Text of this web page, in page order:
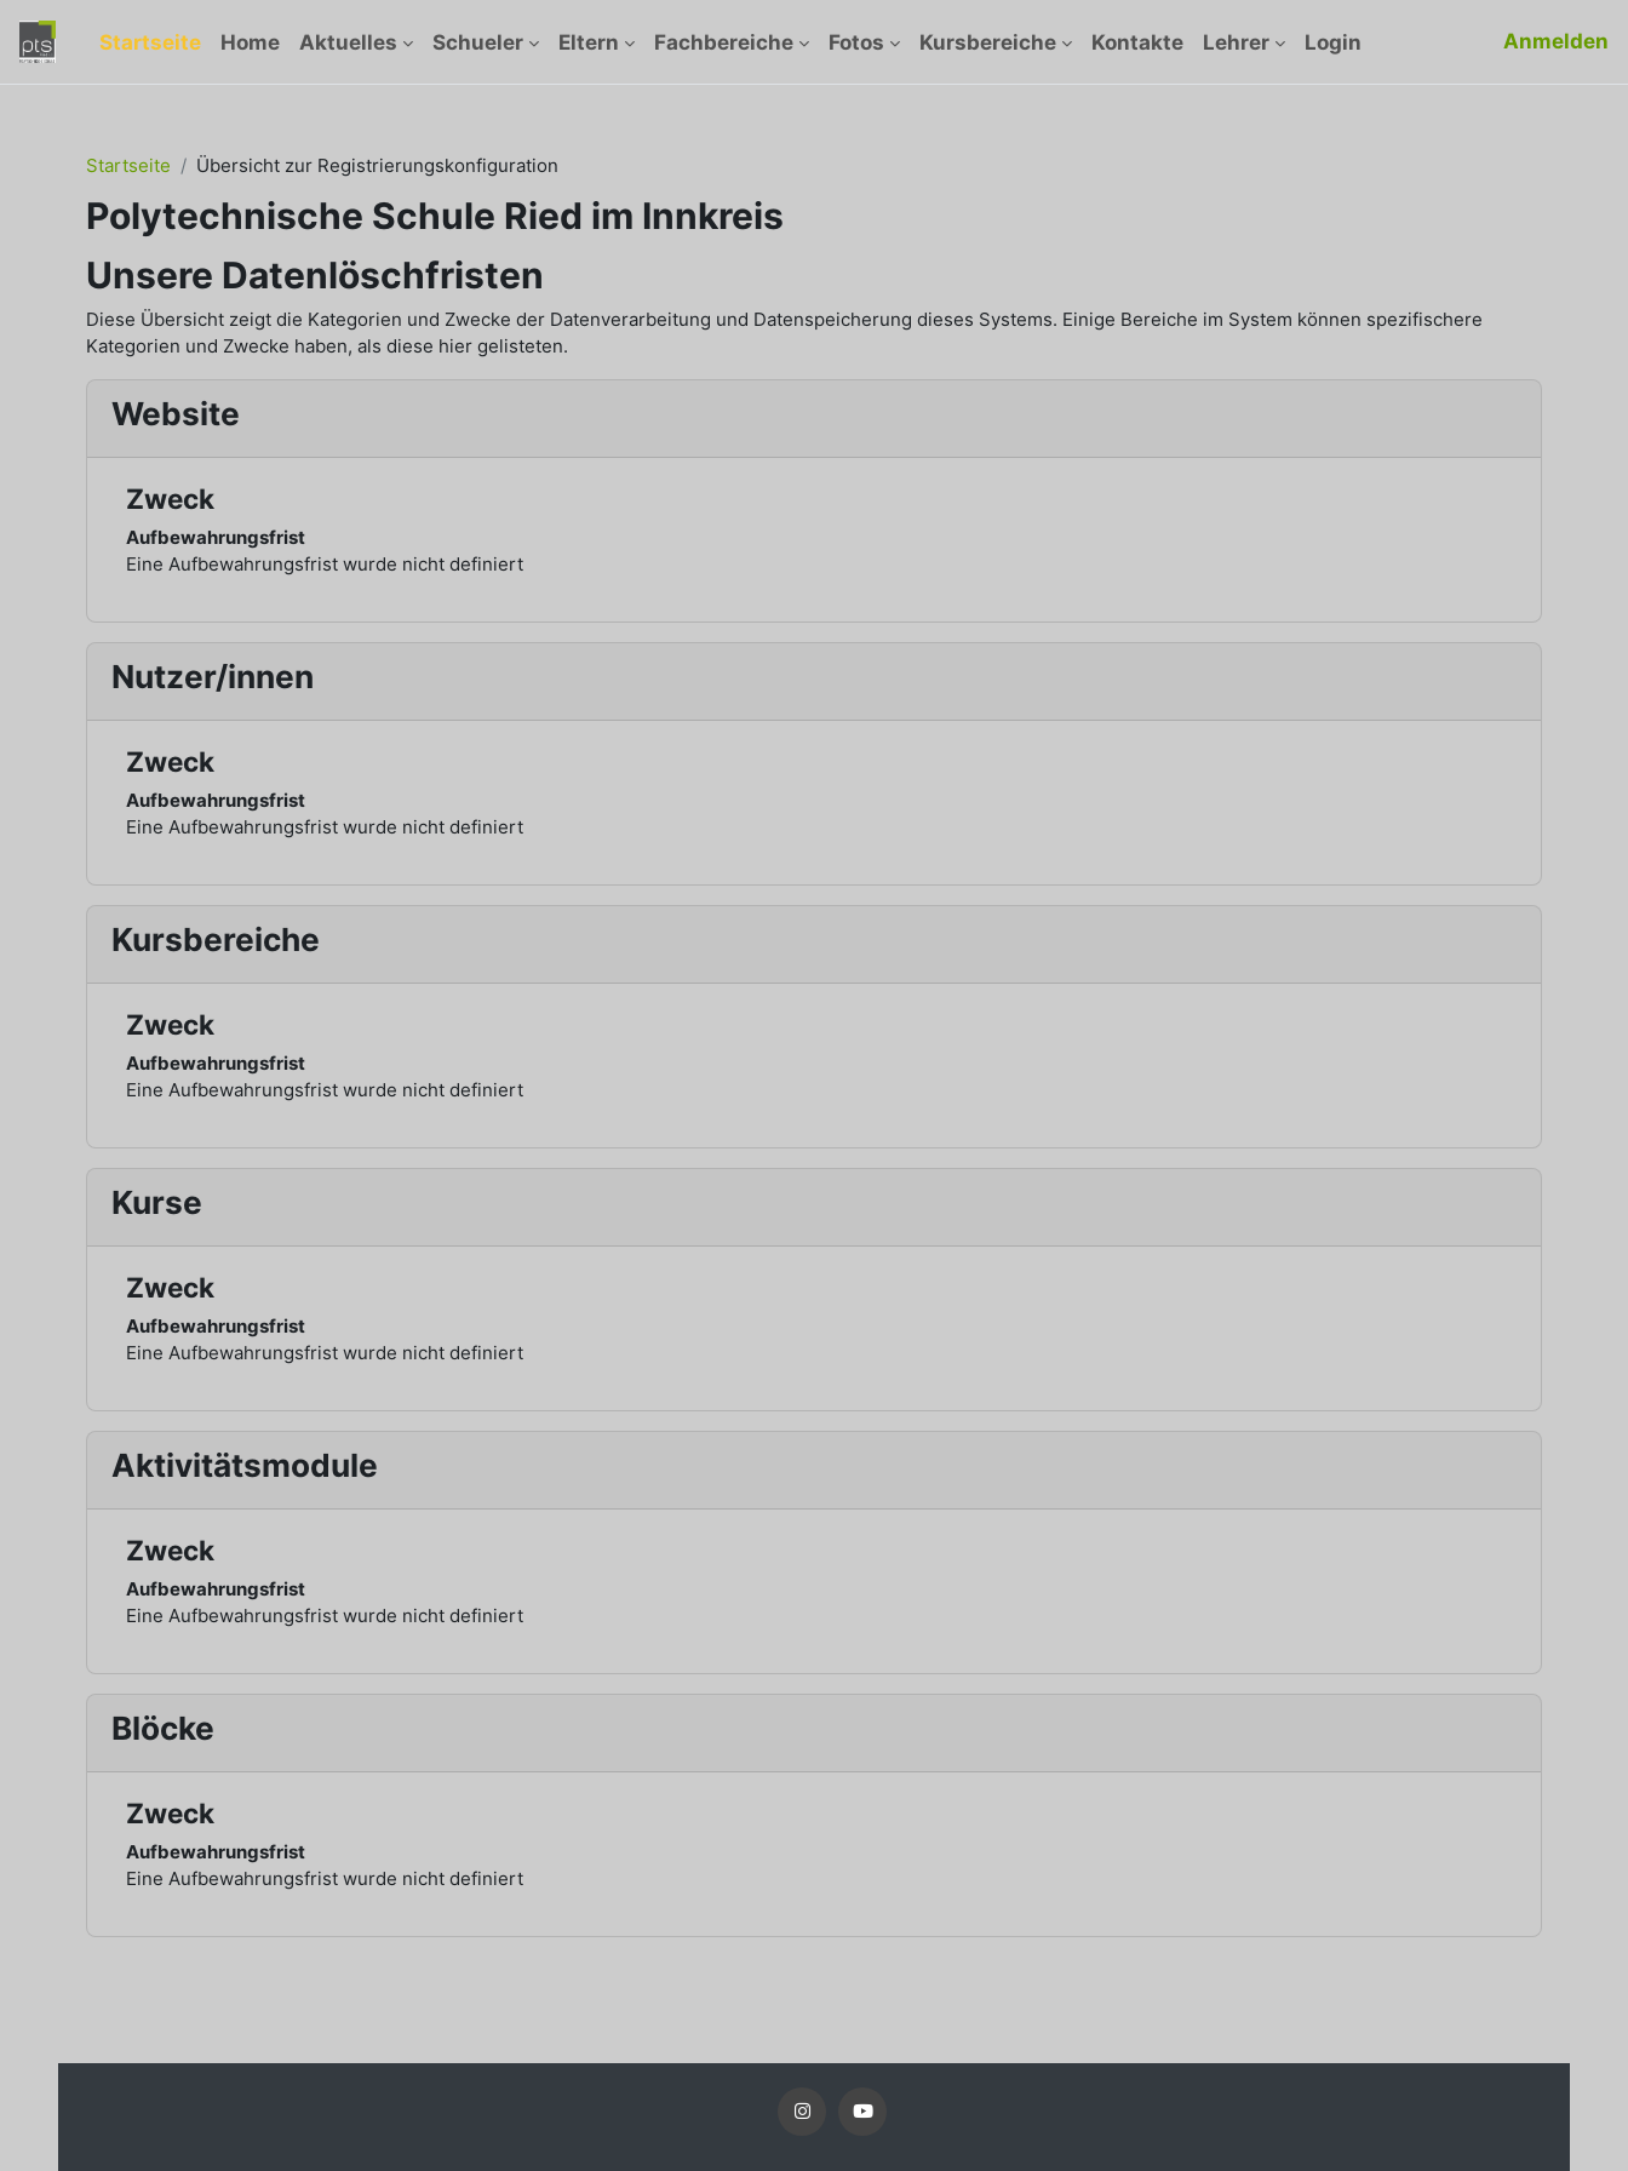
Startseite Home Aktuelles Schueler Eltern Fachbereiche Fotos Kursbereiche Kontakte Lehrer Login Anmelden
Startseite Übersicht zur Registrierungskonfiguration
Polytechnische Schule Ried im Innkreis
Unsere Datenlöschfristen
Diese Übersicht zeigt die Kategorien und Zwecke der Datenverarbeitung und Datenspeicherung dieses Systems. Einige Bereiche im System können spezifischere
Kategorien und Zwecke haben, als diese hier gelisteten.
Website
Zweck
Aufbewahrungsfrist
Eine Aufbewahrungsfrist wurde nicht definiert
Nutzer/innen
Zweck
Aufbewahrungsfrist
Eine Aufbewahrungsfrist wurde nicht definiert
Kursbereiche
Zweck
Aufbewahrungsfrist
Eine Aufbewahrungsfrist wurde nicht definiert
Kurse
Zweck
Aufbewahrungsfrist
Eine Aufbewahrungsfrist wurde nicht definiert
Aktivitätsmodule
Zweck
Aufbewahrungsfrist
Eine Aufbewahrungsfrist wurde nicht definiert
Blöcke
Zweck
Aufbewahrungsfrist
Eine Aufbewahrungsfrist wurde nicht definiert